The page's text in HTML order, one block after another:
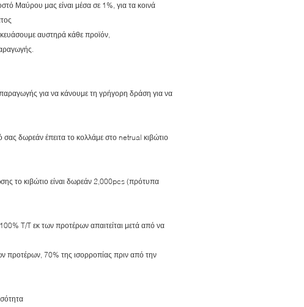
Μαύρου μας είναι μέσα σε 1%, για τα κοινά
αυστηρά κάθε προϊόν,
για να κάνουμε τη γρήγορη δράση για να
δωρεάν έπειτα το κολλάμε στο netrual κιβώτιο
το κιβώτιο είναι δωρεάν 2,000pcs (πρότυπα
T/T εκ των προτέρων απαιτείται μετά από να
προτέρων, 70% της ισορροπίας πριν από την